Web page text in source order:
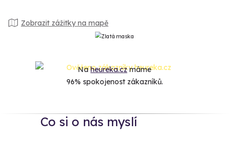
Zobrazit zážitky na mapě
Naheureka.czmáme
96% spokojenost zákazníků.
Co si o nás myslí